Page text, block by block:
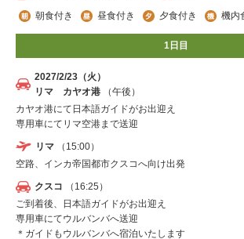
朝食付き 昼食付き 夕食付き 機内
1日目
2027/2/23（火）
リマ カヤオ港
（午後）
カヤオ港にて日本語ガイドがお出迎え
専用車にてリマ空港まで送迎
リマ
（15:00）
空路、インカ帝国都市クスコへ向け出発
クスコ
（16:25）
ご到着後、日本語ガイドがお出迎え
専用車にてウルバンバへ送迎
＊ガイドもウルバンバへ宿泊いたします